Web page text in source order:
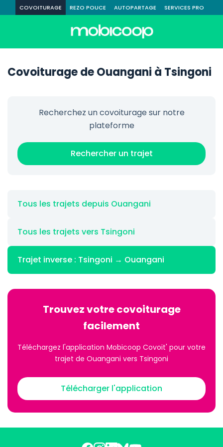
COVOITURAGE REZO POUCE AUTOPARTAGE SERVICES PRO
Covoiturage de Ouangani à Tsingoni
Recherchez un covoiturage sur notre
plateforme
Rechercher un trajet
Tous les trajets depuis Ouangani
Tous les trajets vers Tsingoni
Trajet inverse : Tsingoni → Ouangani
Trouvez votre covoiturage
facilement
Téléchargez l'application Mobicoop Covoit' pour votre
trajet de Ouangani vers Tsingoni
Télécharger l'application